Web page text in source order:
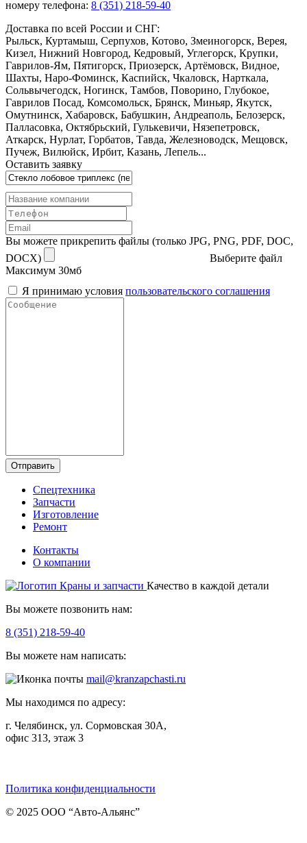
номеру телефона: 8 (351) 218-59-40
Доставка по всей России и СНГ:
Рыльск, Куртамыш, Серпухов, Котово, Змеиногорск, Верея,
Кизел, Нижний Новгород, Кедровый, Углегорск, Крупки,
Гаврилов-Ям, Пятигорск, Приозерск, Артёмовск, Видное,
Шахты, Наро-Фоминск, Каспийск, Чкаловск, Нарткала,
Сольвычегодск, Ногинск, Тамбов, Поворино, Глубокое,
Гаврилов Посад, Комсомольск, Брянск, Миньяр, Якутск,
Омутнинск, Хабаровск, Бабушкин, Андреаполь, Белозерск,
Палласовка, Октябрьский, Гулькевичи, Нязепетровск,
Аткарск, Нурлат, Горбатов, Тавда, Железноводск, Мещовск,
Пучеж, Вилюйск, Ирбит, Казань, Лепель...
Оставить заявку
Вы можете прикрепить файлы (только JPG, PNG, PDF, DOC,
DOCX)
Выберите файл
Максимум 30мб
Я принимаю условия пользовательского соглашения
Отправить
Спецтехника
Запчасти
Изготовление
Ремонт
Контакты
О компании
Качество в каждой детали
Вы можете позвонить нам:
8 (351) 218-59-40
Вы можете нам написать:
mail@kranzapchasti.ru
Мы находимся по адресу:
г. Челябинск, ул. Сормовская 30А,
офис 313, этаж 3
Политика конфиденциальности
© 2025 ООО “Авто-Альянс”